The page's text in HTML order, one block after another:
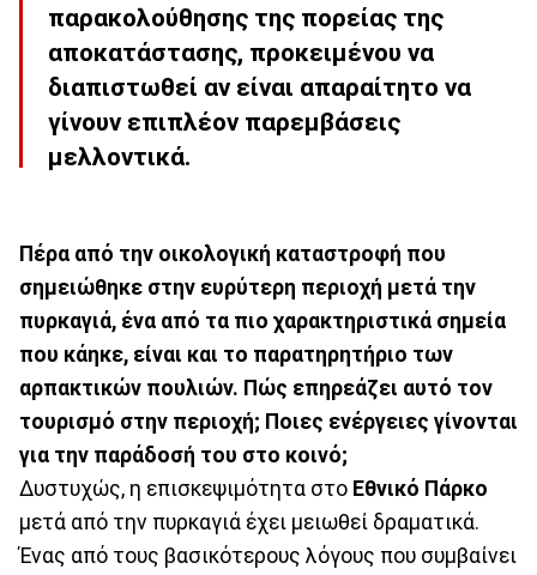
παρακολούθησης της πορείας της
αποκατάστασης, προκειμένου να
διαπιστωθεί αν είναι απαραίτητο να
γίνουν επιπλέον παρεμβάσεις
μελλοντικά.
Πέρα από την οικολογική καταστροφή που
σημειώθηκε στην ευρύτερη περιοχή μετά την
πυρκαγιά, ένα από τα πιο χαρακτηριστικά σημεία
που κάηκε, είναι και το παρατηρητήριο των
αρπακτικών πουλιών. Πώς επηρεάζει αυτό τον
τουρισμό στην περιοχή; Ποιες ενέργειες γίνονται
για την παράδοσή του στο κοινό;
Δυστυχώς, η επισκεψιμότητα στο Εθνικό Πάρκο
μετά από την πυρκαγιά έχει μειωθεί δραματικά.
Ένας από τους βασικότερους λόγους που συμβαίνει